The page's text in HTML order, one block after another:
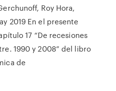
Roy Hora,
2019 En el presente
17 “De recesiones
1990 y 2008” del libro
de